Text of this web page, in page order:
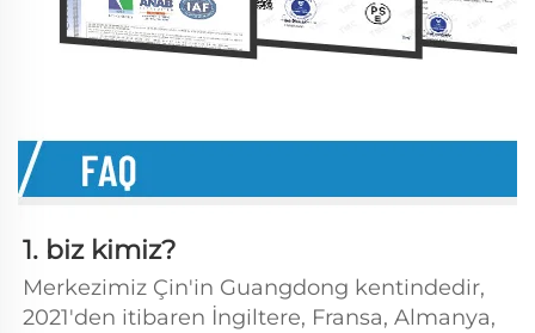
1. biz kimiz?
Merkezimiz Çin'in Guangdong kentindedir,
2021'den itibaren İngiltere, Fransa, Almanya,